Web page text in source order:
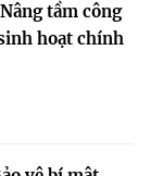
tầm công
hoạt chính